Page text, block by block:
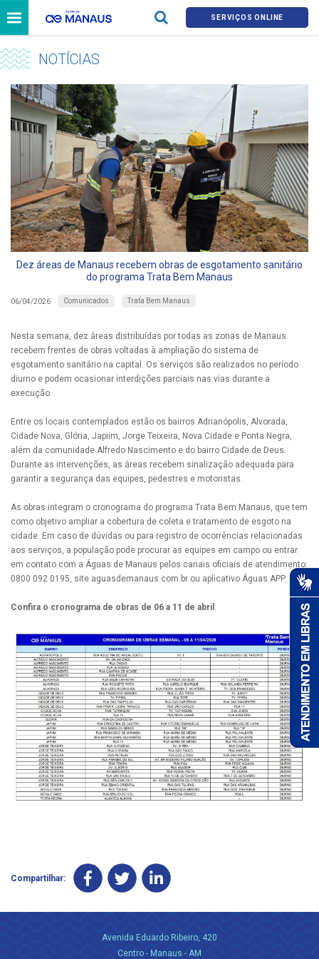
SERVIÇOS ONLINE
NOTÍCIAS
Dez áreas de Manaus recebem obras de esgotamento sanitário
do programa Trata Bem Manaus
06/04/2026 Comunicados Trata Bem Manaus
Nesta semana, dez áreas distribuídas por todas as zonas de Manaus
recebem frentes de obras voltadas à ampliação do sistema de
esgotamento sanitário na capital. Os serviços são realizados no período
diurno e podem ocasionar interdições parciais nas vias durante a
execução.
Entre os locais contemplados estão os bairros Adrianópolis, Alvorada,
Cidade Nova, Glória, Japiim, Jorge Teixeira, Nova Cidade e Ponta Negra,
além da comunidade Alfredo Nascimento e do bairro Cidade de Deus.
Durante as intervenções, as áreas recebem sinalização adequada para
garantir a segurança das equipes, pedestres e motoristas.
As obras integram o cronograma do programa Trata Bem Manaus, que tem
como objetivo ampliar a cobertura de coleta e tratamento de esgoto na
cidade. Em caso de dúvidas ou para registro de ocorrências relacionadas
aos serviços, a população pode procurar as equipes em campo ou entrar
em contato com a Águas de Manaus pelos canais oficiais de atendimento:
0800 092 0195, site aguasdemanaus.com.br ou aplicativo Águas APP.
Confira o cronograma de obras de 06 a 11 de abril :
Compartilhar:
Avenida Eduardo Ribeiro, 420
Centro - Manaus - AM